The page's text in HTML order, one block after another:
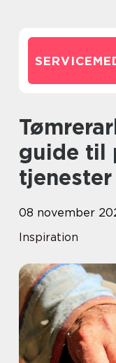
Tømrerarbejde aarhus: en
guide til
tjenester
08 november
Inspiration